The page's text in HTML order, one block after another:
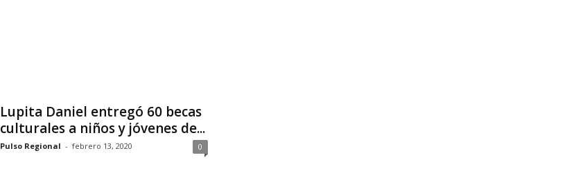
Lupita Daniel entregó 60 becas
culturales a niños y jóvenes de...
Pulso Regional - febrero 13, 2020 0